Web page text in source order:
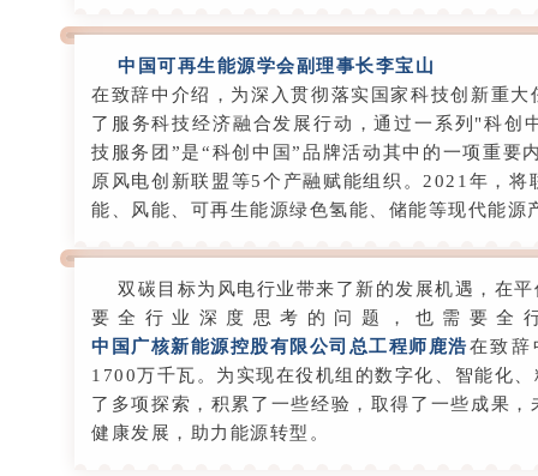
中国可再生能源学会副理事长李宝山
在致辞中介绍，为深入贯彻落实国家科技创新重
了服务科技经济融合发展行动，通过一系列"科
技服务团”是“科创中国”品牌活动其中的一项重要
原风电创新联盟等5个产融赋能组织。2021年，
能、风能、可再生能源绿色氢能、储能等现代能源
双碳目标为风电行业带来了新的发展机遇，在平
要全行业深度思考的问题，也需要全
中国广核新能源控股有限公司总工程师鹿浩在致辞
1700万千瓦。为实现在役机组的数字化、智能化
了多项探索，积累了一些经验，取得了一些成果
健康发展，助力能源转型。